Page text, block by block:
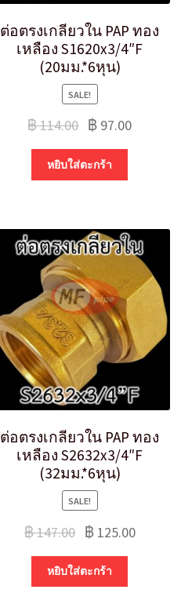
ต่อตรงเกลียวใน PAP ทอง
เหลือง S1620x3/4″F
(20มม.*6หุน)
SALE!
฿114.00 ฿ 97.00
หยิบใส่ตะกร้า
ต่อตรงเกลียวใน PAP ทอง
เหลือง S2632x3/4″F
(32มม.*6หุน)
SALE!
฿147.00 ฿125.00
หยิบใส่ตะกร้า